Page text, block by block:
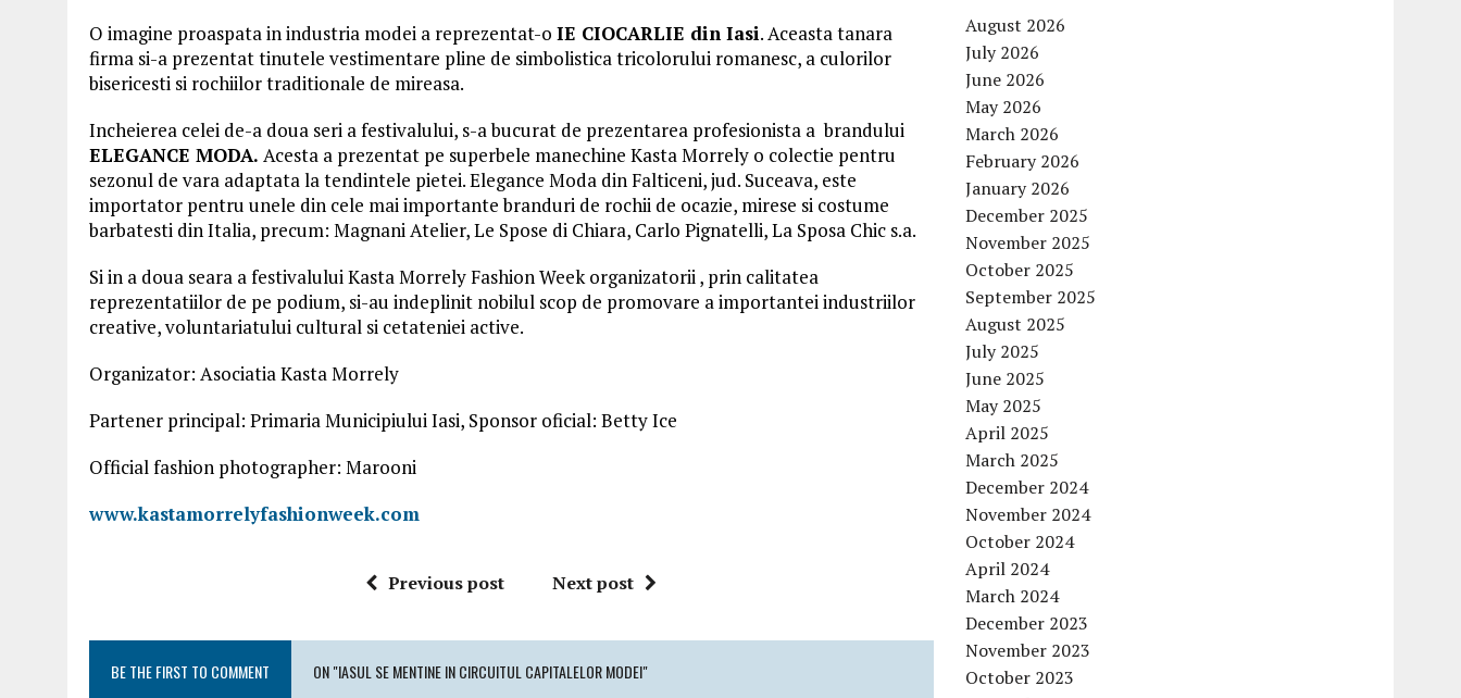
O imagine proaspata in industria modei a reprezentat-o IE CIOCARLIE din Iasi. Aceasta tanara
firma si-a prezentat tinutele vestimentare pline de simbolistica tricolorului romanesc, a culorilor
bisericesti si rochiilor traditionale de mireasa.
Incheierea celei de-a doua seri a festivalului, s-a bucurat de prezentarea profesionista a brandului
ELEGANCE MODA. Acesta a prezentat pe superbele manechine Kasta Morrely o colectie pentru
sezonul de vara adaptata la tendintele pietei. Elegance Moda din Falticeni, jud. Suceava, este
importator pentru unele din cele mai importante branduri de rochii de ocazie, mirese si costume
barbatesti din Italia, precum: Magnani Atelier, Le Spose di Chiara, Carlo Pignatelli, La Sposa Chic s.a.
Si in a doua seara a festivalului Kasta Morrely Fashion Week organizatorii , prin calitatea
reprezentatiilor de pe podium, si-au indeplinit nobilul scop de promovare a importantei industriilor
creative, voluntariatului cultural si cetateniei active.
Organizator: Asociatia Kasta Morrely
Partener principal: Primaria Municipiului Iasi, Sponsor oficial: Betty Ice
Official fashion photographer: Marooni
www.kastamorrelyfashionweek.com
Previous post Next post
BE THE FIRST TO COMMENT ON "IASUL SE MENTINE IN CIRCUITUL CAPITALELOR MODEI"
August 2026
July 2026
June 2026
May 2026
March 2026
February 2026
January 2026
December 2025
November 2025
October 2025
September 2025
August 2025
July 2025
June 2025
May 2025
April 2025
March 2025
December 2024
November 2024
October 2024
April 2024
March 2024
December 2023
November 2023
October 2023